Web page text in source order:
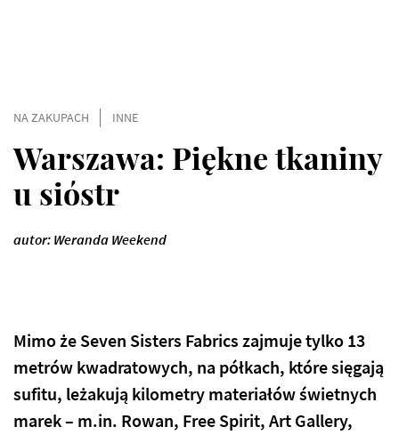
NA ZAKUPACH INNE
Warszawa: Piękne tkaniny
u sióstr
autor: Weranda Weekend
Mimo że Seven Sisters Fabrics zajmuje tylko 13
metrów kwadratowych, na półkach, które sięgają
sufitu, leżakują kilometry materiałów świetnych
marek – m.in. Rowan, Free Spirit, Art Gallery,